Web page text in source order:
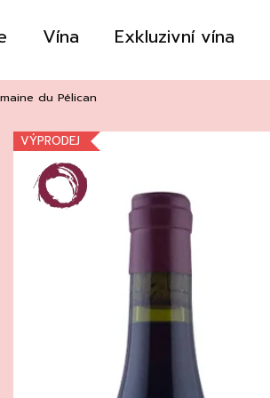
Vína Exkluzivní vína
du Pélican
VÝPRODEJ
Co potřebujete najít?
Doporučujeme